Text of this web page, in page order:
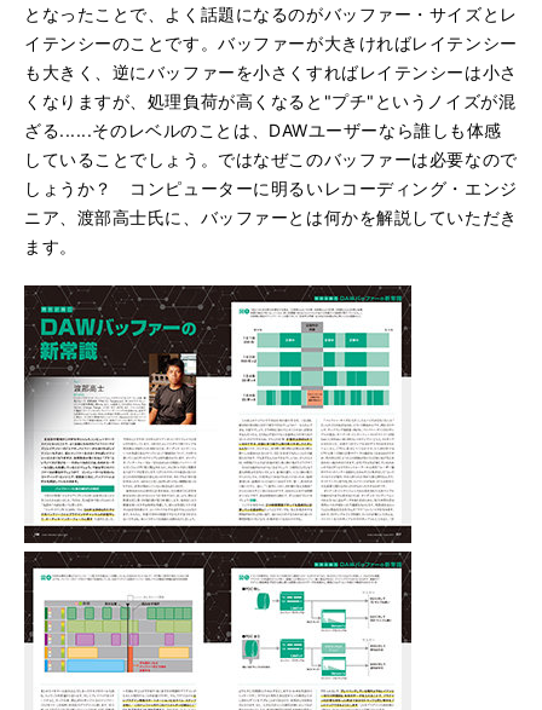
となったことで、よく話題になるのがバッファー・サイズとレ
イテンシーのことです。バッファーが大きければレイテンシー
も大きく、逆にバッファーを小さくすればレイテンシーは小さ
くなりますが、処理負荷が高くなると"プチ"というノイズが混
ざる......そのレベルのことは、DAWユーザーなら誰しも体感
していることでしょう。ではなぜこのバッファーは必要なので
しょうか？ コンピューターに明るいレコーディング・エンジ
ニア、渡部高士氏に、バッファーとは何かを解説していただき
ます。